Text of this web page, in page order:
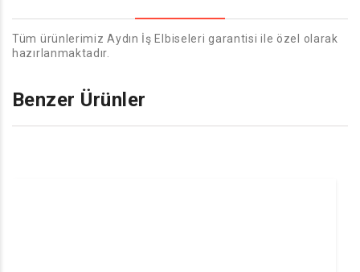
Tüm ürünlerimiz Aydın İş Elbiseleri garantisi ile özel olarak
hazırlanmaktadır.
Benzer Ürünler